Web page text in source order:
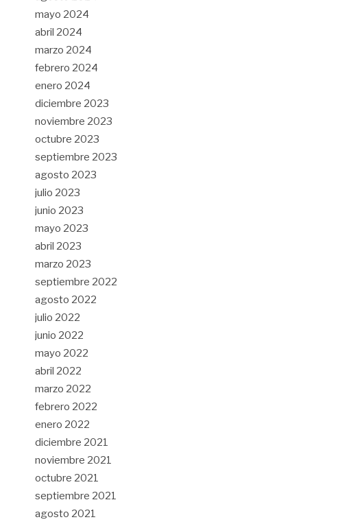
mayo 2024
abril 2024
marzo 2024
febrero 2024
enero 2024
diciembre 2023
noviembre 2023
octubre 2023
septiembre 2023
agosto 2023
julio 2023
junio 2023
mayo 2023
abril 2023
marzo 2023
septiembre 2022
agosto 2022
julio 2022
junio 2022
mayo 2022
abril 2022
marzo 2022
febrero 2022
enero 2022
diciembre 2021
noviembre 2021
octubre 2021
septiembre 2021
agosto 2021